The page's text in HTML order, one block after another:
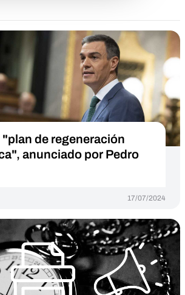
"plan de regeneración
anunciado por Pedro
17/07/2024